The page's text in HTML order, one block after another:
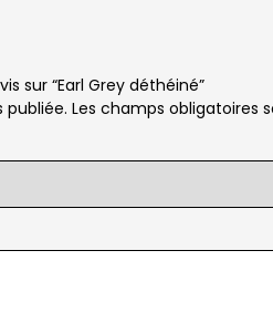
sur “Earl Grey déthéiné”
publiée. Les champs obligatoires